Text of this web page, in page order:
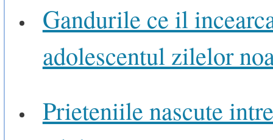
Gandurile ce il
adolescentul zilelor
Prieteniile nascute intre